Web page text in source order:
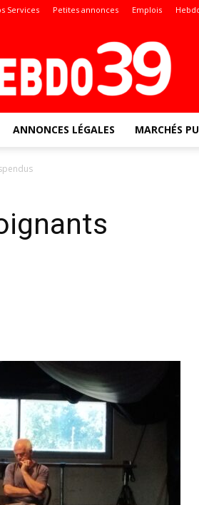
Services Petites annonces Emplois
l'info
ANNONCES LÉGALES MARCHÉS